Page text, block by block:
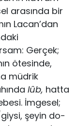
arasında bir
Lacan’dan
Gerçek;
ötesinde,
müdrik
lûb, hatta
İmgesel;
şeyin do­